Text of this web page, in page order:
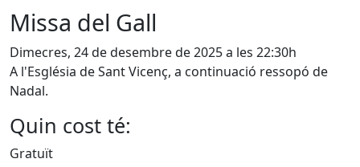
Missa del Gall
Dimecres, 24 de desembre de 2025 a les 22:30h
A l'Església de Sant Vicenç, a continuació ressopó de
Nadal.
Quin cost té:
Gratuït